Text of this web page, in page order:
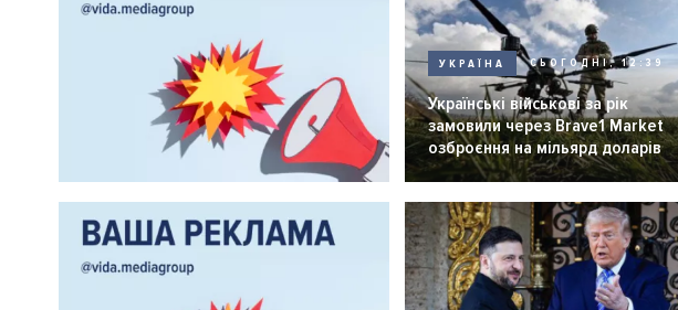
УКРАЇНА СЬОГОДНІ, 12:39
Українські військові за рік
замовили через Brave1 Market
озброєння на мільярд доларів